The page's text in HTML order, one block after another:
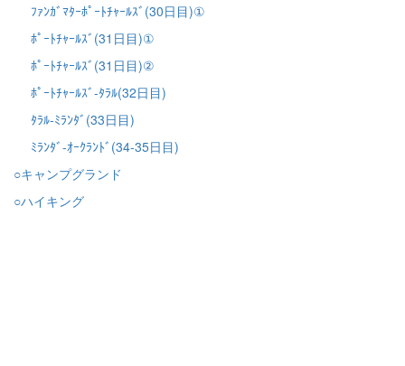
ﾌｧﾝｶﾞﾏﾀｰﾎﾟｰﾄﾁｬｰﾙｽﾞ(30日目)①
ﾎﾟｰﾄﾁｬｰﾙｽﾞ(31日目)①
ﾎﾟｰﾄﾁｬｰﾙｽﾞ(31日目)②
ﾎﾟｰﾄﾁｬｰﾙｽﾞ-ﾀﾗﾙ(32日目)
ﾀﾗﾙ-ﾐﾗﾝﾀﾞ(33日目)
ﾐﾗﾝﾀﾞ-ｵｰｸﾗﾝﾄﾞ(34-35日目)
○キャンプグランド
○ハイキング